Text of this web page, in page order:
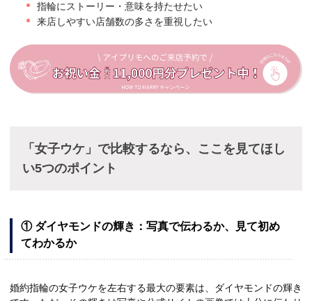
指輪にストーリー・意味を持たせたい
来店しやすい店舗数の多さを重視したい
「女子ウケ」で比較するなら、ここを見てほし
い5つのポイント
① ダイヤモンドの輝き：写真で伝わるか、見て初め
てわかるか
婚約指輪の女子ウケを左右する最大の要素は、ダイヤモンドの輝き